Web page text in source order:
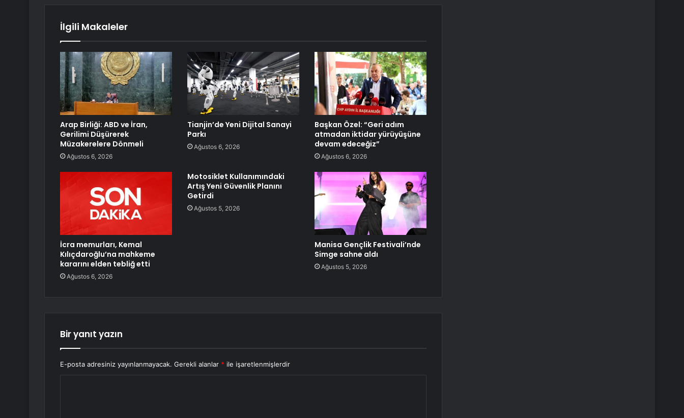
İlgili Makaleler
Arap Birliği: ABD ve İran,
Gerilimi Düşürerek
Müzakerelere Dönmeli
Ağustos 6, 2026
Tianjin’de Yeni Dijital Sanayi
Parkı
Ağustos 6, 2026
Başkan Özel: “Geri adım
atmadan iktidar yürüyüşüne
devam edeceğiz”
Ağustos 6, 2026
İcra memurları, Kemal
Kılıçdaroğlu’na mahkeme
kararını elden tebliğ etti
Ağustos 6, 2026
Motosiklet Kullanımındaki
Artış Yeni Güvenlik Planını
Getirdi
Ağustos 5, 2026
Manisa Gençlik Festivali’nde
Simge sahne aldı
Ağustos 5, 2026
Bir yanıt yazın
E-posta adresiniz yayınlanmayacak. Gerekli alanlar * ile işaretlenmişlerdir